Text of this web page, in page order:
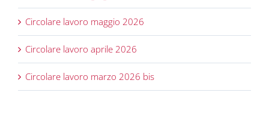
Circolare lavoro maggio 2026
Circolare lavoro aprile 2026
Circolare lavoro marzo 2026 bis